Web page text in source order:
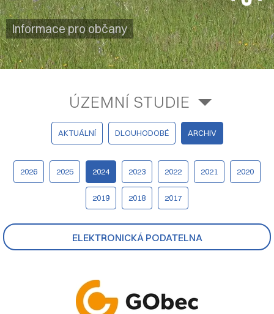
Informace pro občany
ELEKTRONICKÁ PODATELNA
ÚZEMNÍ STUDIE
AKTUÁLNÍ DLOUHODOBÉ ARCHIV
2026 2025 2024 2023 2022 2021 2020
2019 2018 2017